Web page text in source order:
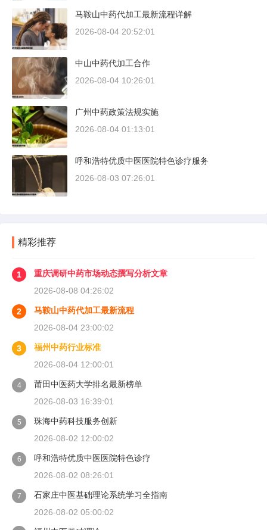
马鞍山中药代加工最新流程详解
2026-08-04 20:52:01
中山中药代加工合作
2026-08-04 10:26:01
广州中药政策法规实施
2026-08-04 01:13:01
呼和浩特优质中医医院特色诊疗服务
2026-08-03 07:26:01
精彩推荐
1
重庆调研中药市场动态撰写分析文章
2026-08-08 04:26:02
2
马鞍山中药代加工最新流程
2026-08-04 23:00:02
3
福州中药行业标准
2026-08-04 12:00:01
4
莆田中医药大学排名最新榜单
2026-08-03 16:39:01
5
珠海中药科技服务创新
2026-08-02 12:00:02
6
呼和浩特优质中医医院特色诊疗
2026-08-02 08:26:01
7
石家庄中医基础理论系统学习全指南
2026-08-02 05:00:02